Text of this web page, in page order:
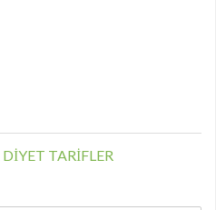
DİYET TARİFLER